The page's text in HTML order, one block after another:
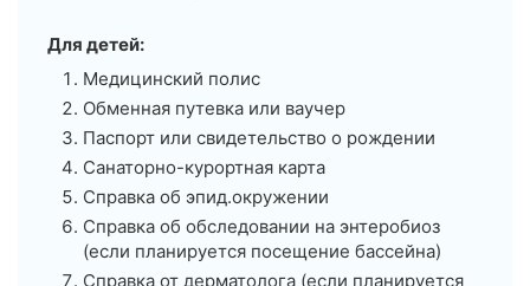
Для детей:
Медицинский полис
Обменная путевка или ваучер
Паспорт или свидетельство о рождении
Санаторно-курортная карта
Справка об эпид.окружении
Справка об обследовании на энтеробиоз
(если планируется посещение бассейна)
Справка от дерматолога (если планируется